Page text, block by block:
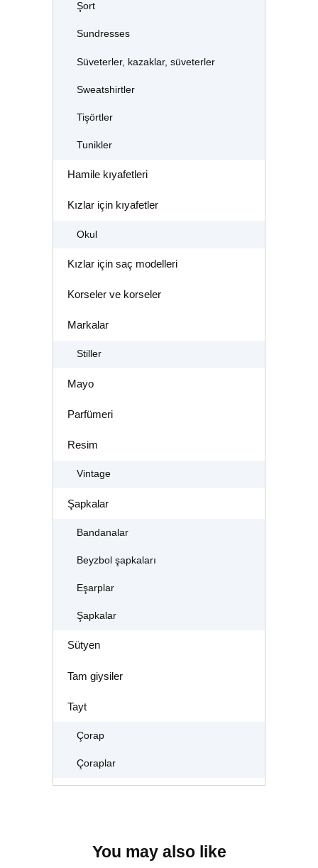
Şort
Sundresses
Süveterler, kazaklar, süveterler
Sweatshirtler
Tişörtler
Tunikler
Hamile kıyafetleri
Kızlar için kıyafetler
Okul
Kızlar için saç modelleri
Korseler ve korseler
Markalar
Stiller
Mayo
Parfümeri
Resim
Vintage
Şapkalar
Bandanalar
Beyzbol şapkaları
Eşarplar
Şapkalar
Sütyen
Tam giysiler
Tayt
Çorap
Çoraplar
You may also like